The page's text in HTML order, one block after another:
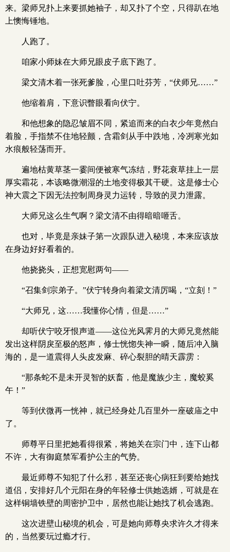
来。梁师兄扑上来要抓她袖子，却又扑了个空，只得趴在地
上懊悔锤地。
人跑了。
咱家小师妹在大师兄眼皮子底下跑了。
梁文清木着一张死爹脸，心里口吐芬芳，“伏师兄……”
他缩着肩，下意识瞥眼看向伏宁。
和他想象的隐忍皱眉不同，紧追而来的白衣少年竟然白
着脸，手指禁不住地轻颤，含霜剑从手中跌地，冷冽寒光如
水痕般轻荡而开。
遍地枯黄草茎一霎间便被寒气冻结，野花衰草挂上一层
厚实霜花，本该略微潮湿的土地变得极其干硬。这是修士心
神大震之下因无法控制周身灵力运转，导致的灵力泄露。
大师兄这么生气啊？梁文清不由得暗暗咂舌。
也对，毕竟是亲妹子第一次跟队进入秘境，本来应该放
在身边好好看着的。
他挠挠头，正想宽慰两句——
“召集剑宗弟子。”伏宁转身向着梁文清厉喝，“立刻！”
“大师兄，这……我懂你心情，但是……”
却听伏宁咬牙恨声道——这位光风霁月的大师兄竟然能
发出这样阴戾至极的怒声，修士恍惚失神一瞬，随后冲入脑
海的，是一道震得人头皮发麻、碎心裂胆的晴天霹雳：
“那条蛇不是未开灵智的妖畜，他是魔族少主，魔蛟奚
午！”
等到伏微再一恍神，就已经身处几百里外一座破庙之中
了。
师尊平日里把她看得很紧，将她关在宗门中，连下山都
不许，大有御庭禁军看护公主的气势。
最近师尊不知犯了什么邪，甚至还丧心病狂到要给她找
道侣，安排好几个元阳在身的年轻修士供她选婿，可就是在
这样铜墙铁壁的周密护卫中，居然也能让她找了机会逃跑。
这次进壁山秘境的机会，可是她向师尊央求许久才得来
的，当然要玩过瘾才行。